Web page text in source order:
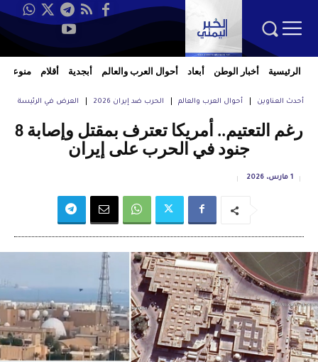
الرئيسية أخبار الوطن أبعاد أحوال العرب والعالم أبجدية أقلام منوعات
أحدث العناوين أحوال العرب والعالم الحرب ضد إيران 2026 العرض في الرئيسة
رغم التعتيم.. أمريكا تعترف بمقتل وإصابة 8
جنود في الحرب على إيران
1 مارس، 2026